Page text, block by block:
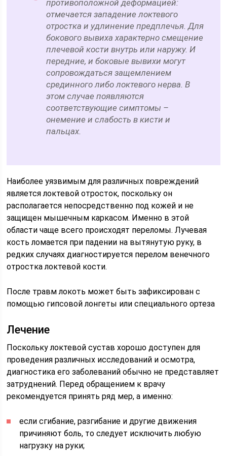
противоположной деформацией:
отмечается западение локтевого
отростка и удлинение предплечья. Для
бокового вывиха характерно смещение
плечевой кости внутрь или наружу. И
передние, и боковые вывихи могут
сопровождаться защемлением
срединного либо локтевого нерва. В
этом случае появляются
соответствующие симптомы –
онемение и слабость в кисти и
пальцах.
Наиболее уязвимым для различных повреждений
является локтевой отросток, поскольку он
располагается непосредственно под кожей и не
защищен мышечным каркасом. Именно в этой
области чаще всего происходят переломы. Лучевая
кость ломается при падении на вытянутую руку, в
редких случаях диагностируется перелом венечного
отростка локтевой кости.
После травм локоть может быть зафиксирован с
помощью гипсовой лонгеты или специального ортеза
Лечение
Поскольку локтевой сустав хорошо доступен для
проведения различных исследований и осмотра,
диагностика его заболеваний обычно не представляет
затруднений. Перед обращением к врачу
рекомендуется принять ряд мер, а именно:
если сгибание, разгибание и другие движения
причиняют боль, то следует исключить любую
нагрузку на руки;